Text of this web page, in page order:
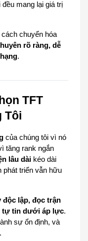
mang lại giá trị
cách chuyển hóa
rõ ràng, dễ
.
TFT
Tôi
của chúng tôi vì nó
tăng rank ngắn
lâu dài kéo dài
phát triển vẫn hữu
độc lập, đọc trận
tự tin dưới áp lực.
sự ổn định, và